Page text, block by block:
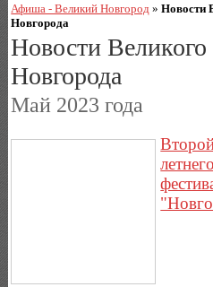
Афиша - Великий Новгород »Новости
Новгорода
Новости Великого
Новгорода
Май 2023 года